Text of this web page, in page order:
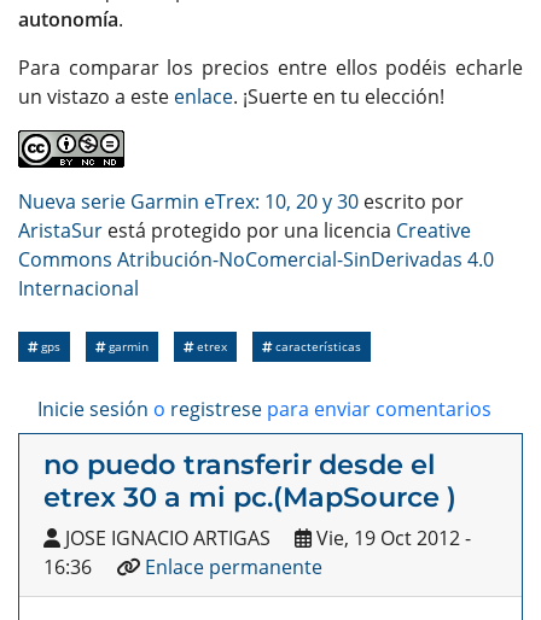
autonomía.
Para comparar los precios entre ellos podéis echarle
un vistazo a este enlace. ¡Suerte en tu elección!
Nueva serie Garmin eTrex: 10, 20 y 30 escrito por
AristaSur está protegido por una licencia Creative
Commons Atribución-NoComercial-SinDerivadas 4.0
Internacional
gps garmin etrex características
Inicie sesión o registrese para enviar comentarios
no puedo transferir desde el
etrex 30 a mi pc.(MapSource )
JOSE IGNACIO ARTIGAS
Vie, 19 Oct 2012 -
16:36
Enlace permanente